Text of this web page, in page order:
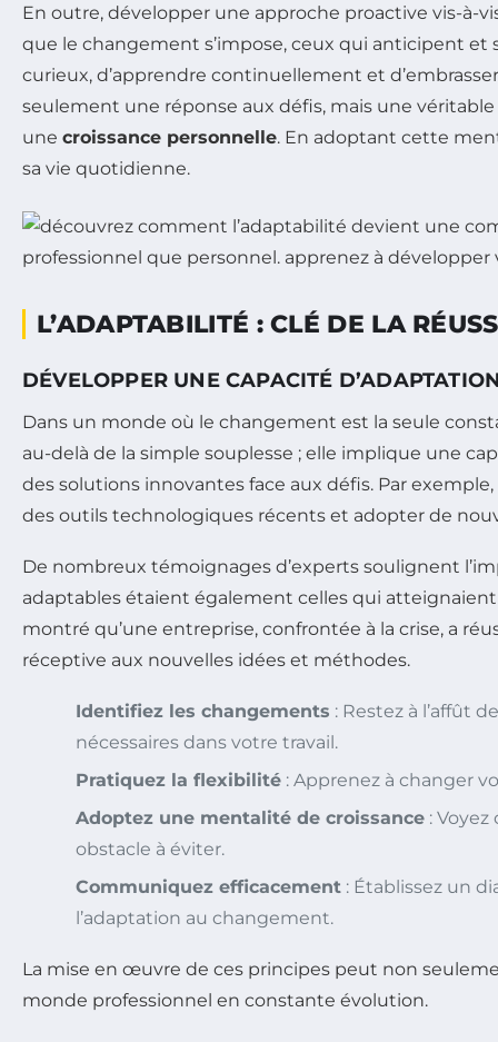
En outre, développer une approche proactive vis-
que le changement s’impose, ceux qui anticipent
curieux, d’apprendre continuellement et
seulement une réponse aux défis, mais une
une croissance personnelle. En adoptant cette
sa vie quotidienne.
L’ADAPTABILITÉ : CLÉ DE LA
DÉVELOPPER UNE CAPACITÉ
Dans un monde où le changement est la seule
au-delà de la simple souplesse ; elle implique une
des solutions innovantes face aux défis. Par
des outils technologiques récents et adopter de
De nombreux témoignages d’experts soulignent
adaptables étaient également celles qui
montré qu’une entreprise, confrontée à la crise, a
réceptive aux nouvelles idées et méthodes.
Identifiez les changements : Restez à l’affût
nécessaires dans votre travail.
Pratiquez la flexibilité : Apprenez à changer
Adoptez une mentalité de croissance :
obstacle à éviter.
Communiquez efficacement : Établissez un
l’adaptation au changement.
La mise en œuvre de ces principes peut non
monde professionnel en constante évolution.